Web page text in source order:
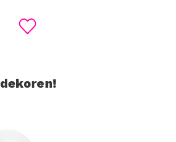
Lägg till i favoriter